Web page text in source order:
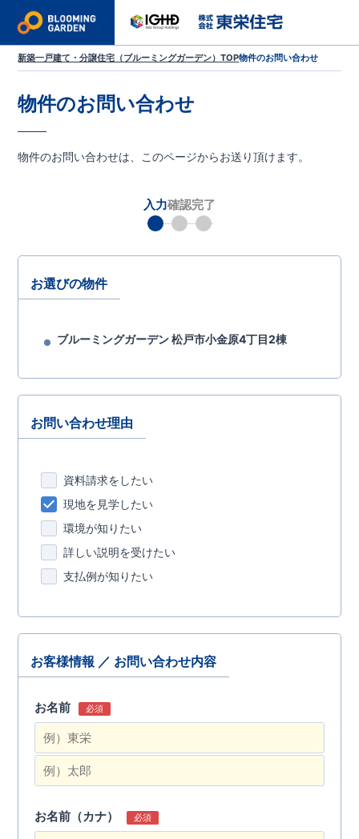
新築一戸建て・分譲住宅（ブルーミングガーデン）TOP物件のお問い合わせ
物件のお問い合わせ
物件のお問い合わせは、このページからお送り頂けます。
お選びの物件
ブルーミングガーデン 松戸市小金原4丁目2棟
お問い合わせ理由
資料請求をしたい
現地を見学したい
環境が知りたい
詳しい説明を受けたい
支払例が知りたい
お客様情報 ／ お問い合わせ内容
お名前 必須
お名前（カナ） 必須
入力確認完了